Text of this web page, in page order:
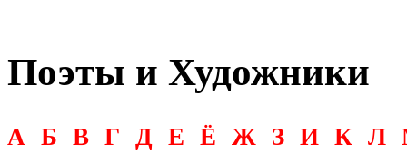
Поэты и Художники
А Б В Г Д Е Ё Ж З И К Л